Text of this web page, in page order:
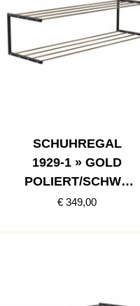
SCHUHREGAL
1929-1 » GOLD
POLIERT/SCHWA
RZ MATT
€ 349,00